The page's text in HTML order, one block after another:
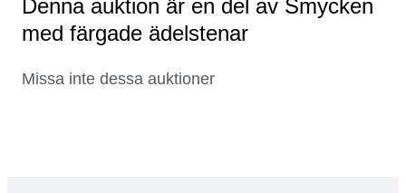
Denna auktion är en del av Smycken
med färgade ädelstenar
Missa inte dessa auktioner